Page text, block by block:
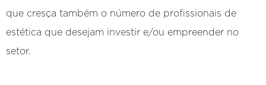
que cresça também o número de profissionais de
estética que desejam investir e/ou empreender no
setor.